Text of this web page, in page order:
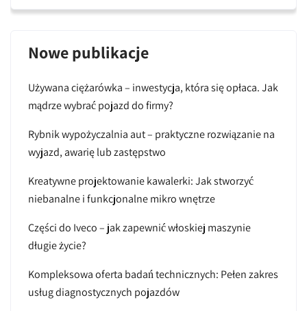
Nowe publikacje
Używana ciężarówka – inwestycja, która się opłaca. Jak
mądrze wybrać pojazd do firmy?
Rybnik wypożyczalnia aut – praktyczne rozwiązanie na
wyjazd, awarię lub zastępstwo
Kreatywne projektowanie kawalerki: Jak stworzyć
niebanalne i funkcjonalne mikro wnętrze
Części do Iveco – jak zapewnić włoskiej maszynie
długie życie?
Kompleksowa oferta badań technicznych: Pełen zakres
usług diagnostycznych pojazdów